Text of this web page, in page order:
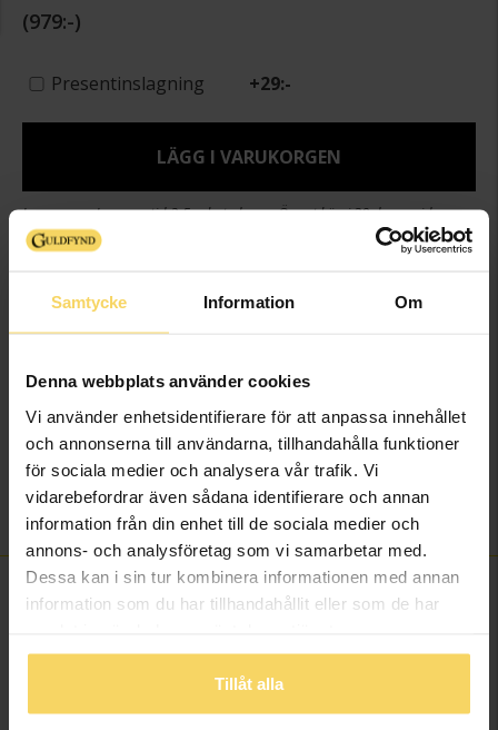
Samtycke Information Om
Denna webbplats använder cookies
Vi använder enhetsidentifierare för att anpassa innehållet
och annonserna till användarna, tillhandahålla funktioner
för sociala medier och analysera vår trafik. Vi
vidarebefordrar även sådana identifierare och annan
information från din enhet till de sociala medier och
annons- och analysföretag som vi samarbetar med.
Dessa kan i sin tur kombinera informationen med annan
information som du har tillhandahållit eller som de har
Tillåt alla
979:-
Presentinslagning +29:-
LÄGG I VARUKORGEN
Lagervara - Leveranstid 2-5 arbetsdagar. Öppet köp i 30 dagar vid
onlineköp.
Bredd ca (cm)
Djup ca (cm)
Längd ca (cm)
22
Varumärke
Guldfynd
Material
Läderimitation,
konstmocka
FINNS OCKSÅ SOM
Bästsäljare